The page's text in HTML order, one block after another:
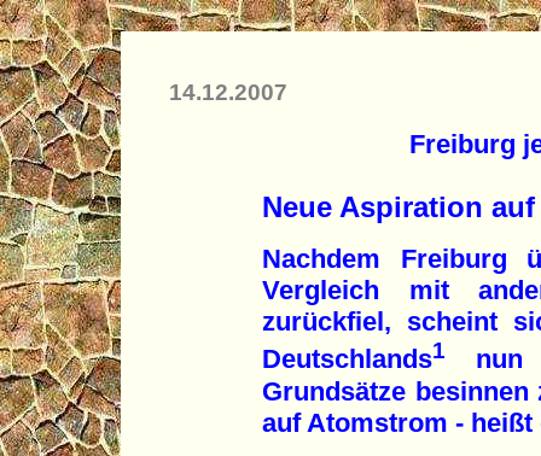
14.12.2007
Freiburg
Neue Aspiration
Nachdem
Vergleich mit
zurückfiel, scheint
Deutschlands1
nun
Grundsätze
auf Atomstrom - heißt